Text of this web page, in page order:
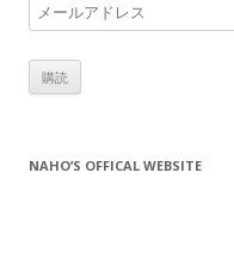
メ
ー
ル
ア
NAHO’S OFFICAL WEBSITE